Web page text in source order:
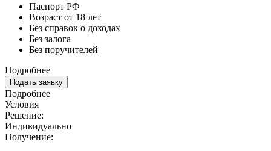
Паспорт РФ
Возраст от 18 лет
Без справок о доходах
Без залога
Без поручителей
Подробнее
Подать заявку
Подробнее
Условия
Решение:
Индивидуально
Получение: